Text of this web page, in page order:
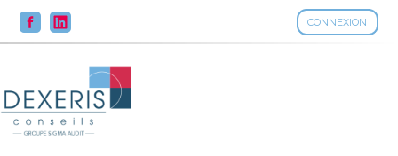
CONNEXION
Aller
au
contenu